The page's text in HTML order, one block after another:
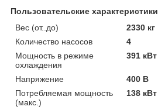
Пользовательские характеристики
Вес (от..до)
2330 кг
Количество насосов
4
Мощность в режиме
охлаждения
391 кВт
Напряжение
400 В
Потребляемая мощность
(макс.)
138 кВт